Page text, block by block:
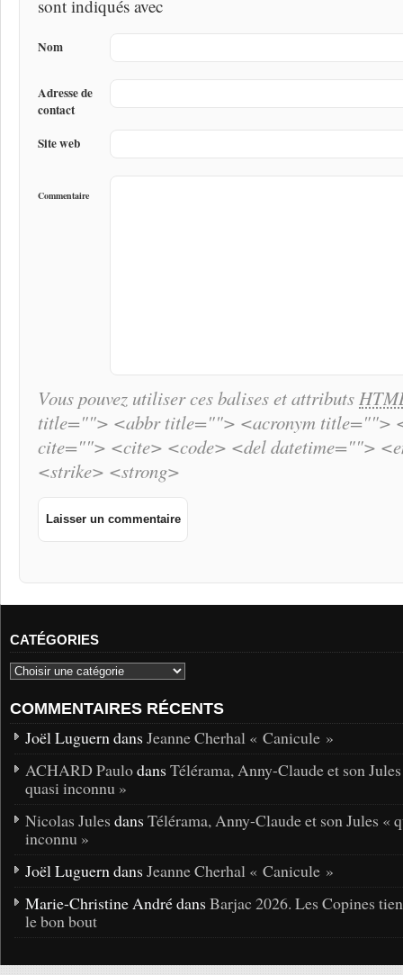
sont indiqués avec
Nom
Adresse de
contact
Site web
Commentaire
Vous pouvez utiliser ces balises et attributs
title=""> <abbr title=""> <acronym title="">
cite=""> <cite> <code> <del datetime="">
<strike> <strong>
CATÉGORIES
COMMENTAIRES RÉCENTS
Joël Luguern dans Jeanne Cherhal « Canicule »
ACHARD Paulodans Télérama, Anny-Claude et son
quasi inconnu »
Nicolas Jules dans Télérama, Anny-Claude et son Jules «
inconnu »
Joël Luguern dans Jeanne Cherhal « Canicule »
Marie-Christine André dans Barjac 2026. Les Copines
le bon bout